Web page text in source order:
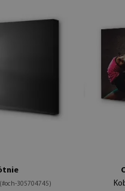
(#och-305704745)